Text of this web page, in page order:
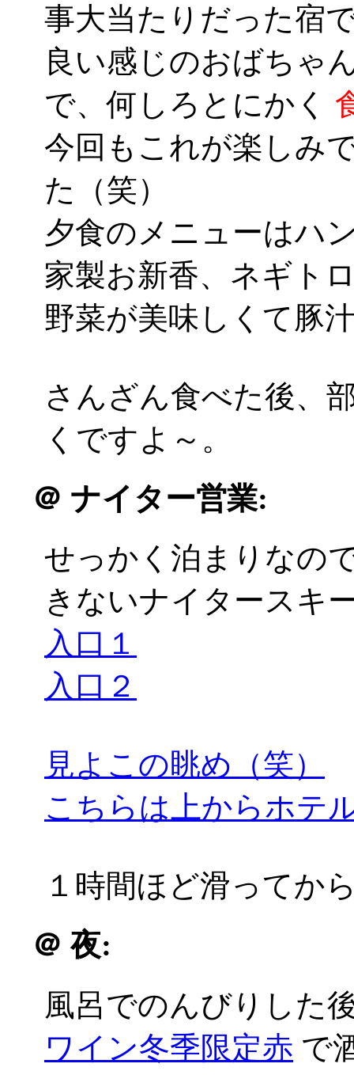
事大当たりだった宿
良い感じのおばちゃ
で、何しろとにかく
今回もこれが楽しみ
た（笑）
夕食のメニューはハ
家製お新香、ネギト
野菜が美味しくて豚
さんざん食べた後、
くですよ～。
＠ ナイター営業:
せっかく泊まりなの
きないナイタースキ
入口１
入口２
見よこの眺め（笑）
こちらは上からホテ
１時間ほど滑ってか
＠ 夜:
風呂でのんびりした
ワイン冬季限定赤 で